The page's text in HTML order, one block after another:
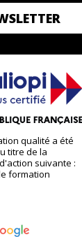
qualité a été
titre de la
suivante :
formation